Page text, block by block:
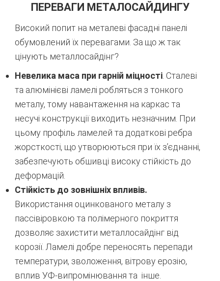
ПЕРЕВАГИ МЕТАЛОСАЙДИНГУ
Високий попит на металеві фасадні панелі
обумовлений їх перевагами. За що ж так
цінують металлосайдінг?
Невелика маса при гарній міцності . Сталеві
та алюмінієві ламелі робляться з тонкого
металу, тому навантаження на каркас та
несучі конструкції виходить незначним. При
цьому профіль ламелей та додаткові ребра
жорсткості, що утворюються при їх з’єднанні,
забезпечують обшивці високу стійкість до
деформацій.
Стійкість до зовнішніх впливів.
Використання оцинкованого металу з
пассівіровкою та полімерного покриття
дозволяє захистити металлосайдінг від
корозії. Ламелі добре переносять перепади
температури, зволоження, вітрову ерозію,
вплив УФ-випромінювання та інше.